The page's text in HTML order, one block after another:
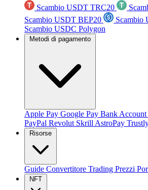
Scambio USDT TRC20
Scambio USDT BEP20
Scambio
Scambio USDC Polygon
Metodi di pagamento
Apple Pay Google Pay Bank Account
PayPal Revolut Skrill AstroPay
Risorse
Guide Convertitore Trading Prezzi
NFT